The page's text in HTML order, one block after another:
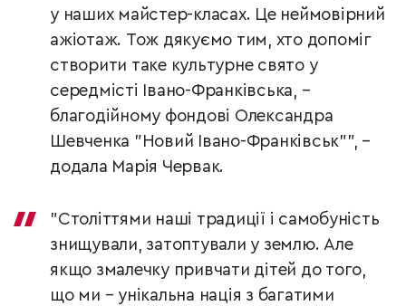
у наших майстер-класах. Це неймовірний
ажіотаж. Тож дякуємо тим, хто допоміг
створити таке культурне свято у
середмісті Івано-Франківська, –
благодійному фондові Олександра
Шевченка "Новий Івано-Франківськ"", –
додала Марія Червак.
"Століттями наші традиції і самобуність
знищували, затоптували у землю. Але
якщо змалечку привчати дітей до того,
що ми – унікальна нація з багатими